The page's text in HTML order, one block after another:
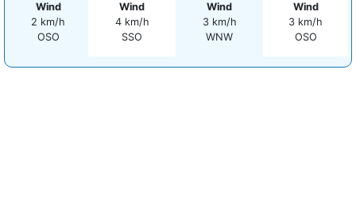
Wind
2 km/h
OSO
Wind
4 km/h
SSO
Wind
3 km/h
WNW
Wind
3 km/h
OSO